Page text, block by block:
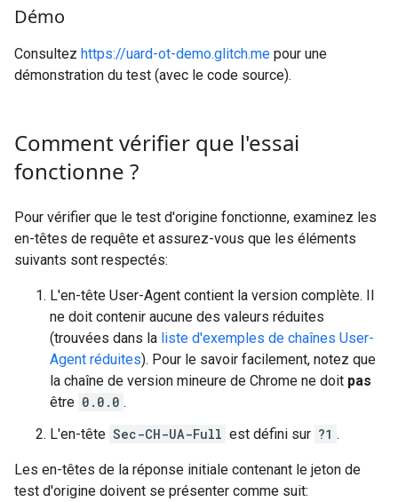
Démo
Consultez https://uard-ot-demo.glitch.me pour une
démonstration du test (avec le code source).
Comment vérifier que l'essai
fonctionne ?
Pour vérifier que le test d'origine fonctionne, examinez les
en-têtes de requête et assurez-vous que les éléments
suivants sont respectés:
L'en-tête User-Agent contient la version complète. Il
ne doit contenir aucune des valeurs réduites
(trouvées dans la liste d'exemples de chaînes User-
Agent réduites). Pour le savoir facilement, notez que
la chaîne de version mineure de Chrome ne doit pas
être 0.0.0 .
L'en-tête Sec-CH-UA-Full est défini sur ?1 .
Les en-têtes de la réponse initiale contenant le jeton de
test d'origine doivent se présenter comme suit: